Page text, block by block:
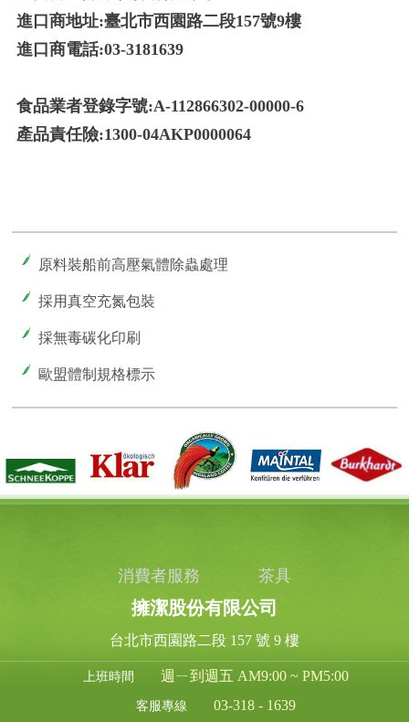
進口商地址:臺北市西園路二段157號9樓
進口商電話:03-3181639
食品業者登錄字號:A-112866302-00000-6
產品責任險:1300-04AKP0000064
原料裝船前高壓氣體除蟲處理
採用真空充氮包裝
採無毒碳化印刷
歐盟體制規格標示
消費者服務 茶具
擁潔股份有限公司
台北市西園路二段 157 號 9 樓
上班時間 週ㄧ到週五 AM9:00 ~ PM5:00
客服專線 03-318 - 1639